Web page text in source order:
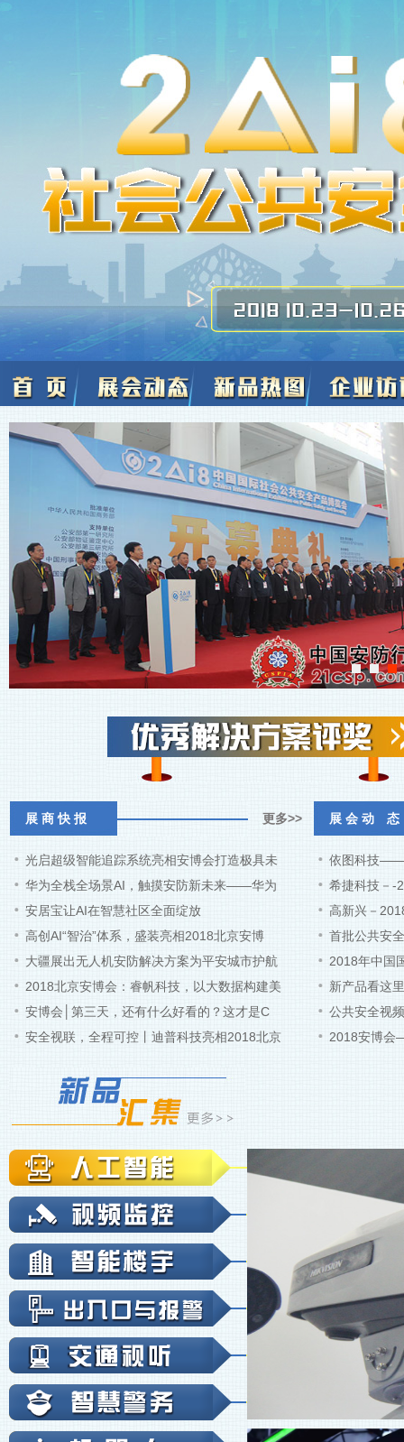
更多>>
展 商 快 报
光启超级智能追踪系统亮相安博会打造极具未
华为全栈全场景AI，触摸安防新未来——华为
安居宝让AI在智慧社区全面绽放
高创AI“智治”体系，盛装亮相2018北京安博
大疆展出无人机安防解决方案为平安城市护航
2018北京安博会：睿帆科技，以大数据构建美
安博会│第三天，还有什么好看的？这才是C
安全视联，全程可控丨迪普科技亮相2018北京
展 会 动 态
依图科技
希捷科技－-
高新兴－
首批公共安
2018年中国
新产品看这
公共安全视
2018安博会